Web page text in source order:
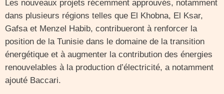
Les nouveaux projets récemment approuvés, notamment
dans plusieurs régions telles que El Khobna, El Ksar,
Gafsa et Menzel Habib, contribueront à renforcer la
position de la Tunisie dans le domaine de la transition
énergétique et à augmenter la contribution des énergies
renouvelables à la production d’électricité, a notamment
ajouté Baccari.